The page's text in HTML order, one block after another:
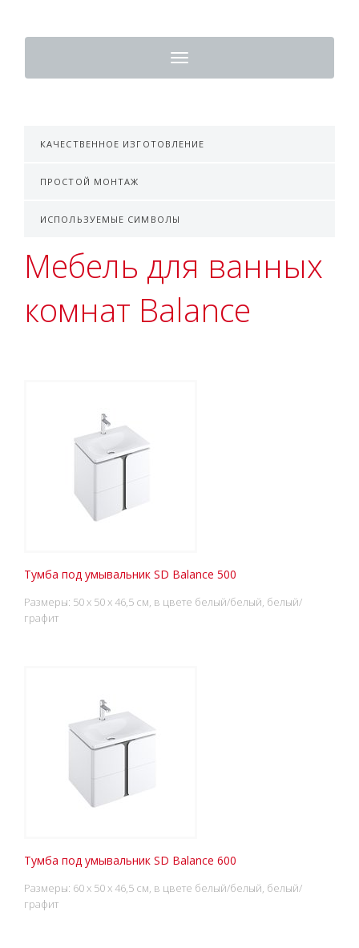
Toggle
navigation
КАЧЕСТВЕННОЕ ИЗГОТОВЛЕНИЕ
ПРОСТОЙ МОНТАЖ
ИСПОЛЬЗУЕМЫЕ СИМВОЛЫ
Мебель для ванных
комнат Balance
Тумба под умывальник SD Balance 500
Размеры: 50 x 50 x 46,5 см, в цвете белый/белый, белый/
графит
Тумба под умывальник SD Balance 600
Размеры: 60 x 50 x 46,5 см, в цвете белый/белый, белый/
графит